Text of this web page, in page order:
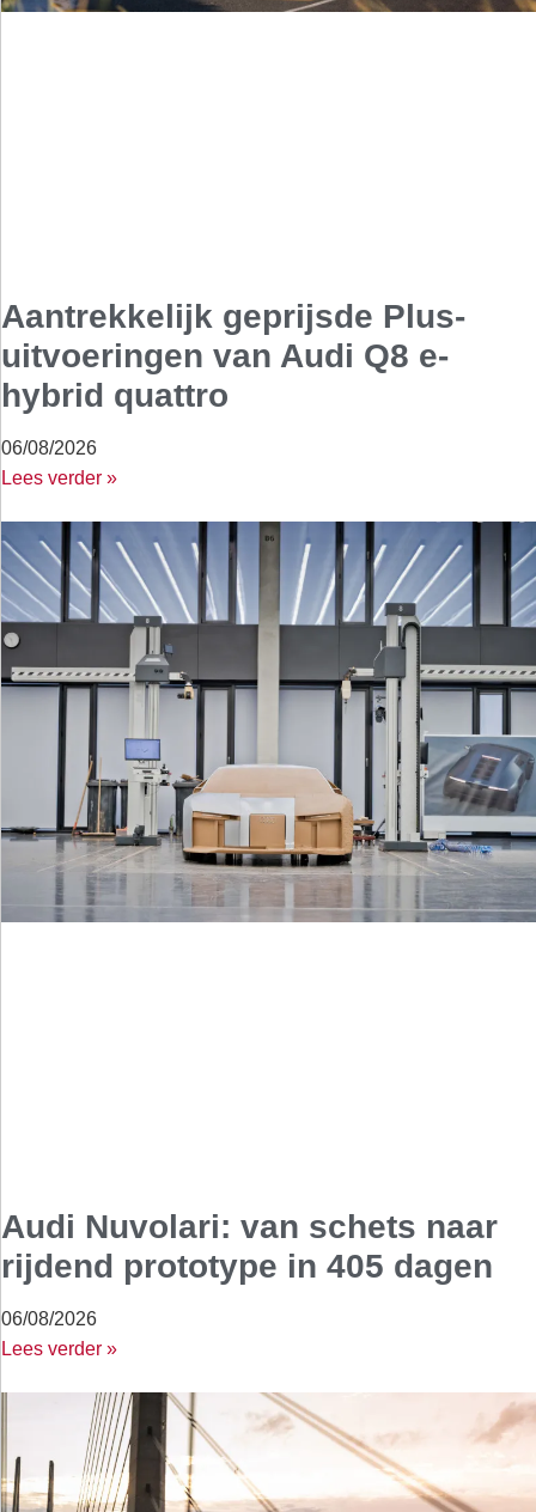
Aantrekkelijk geprijsde Plus-
uitvoeringen van Audi Q8 e-
hybrid quattro
06/08/2026
Lees verder »
Audi Nuvolari: van schets naar
rijdend prototype in 405 dagen
06/08/2026
Lees verder »